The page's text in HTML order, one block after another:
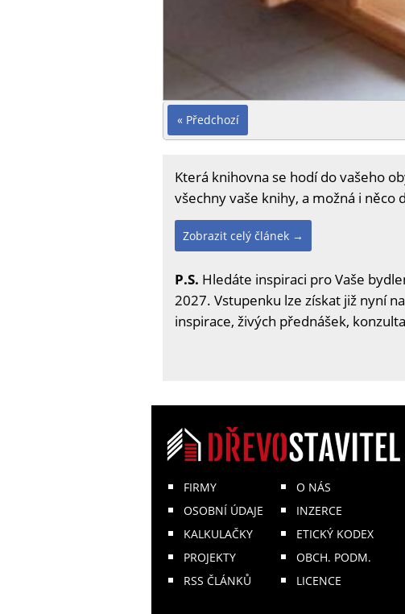
« Předchozí
Která knihovna se hodí do vašeho
všechny vaše knihy, a možná i něco
Zobrazit celý článek →
P.S. Hledáte inspiraci pro Vaše
2027. Vstupenku lze získat již nyní na
inspirace, živých přednášek,
FIRMY
OSOBNÍ ÚDAJE
KALKULAČKY
PROJEKTY
RSS ČLÁNKŮ
O NÁS
INZERCE
ETICKÝ KODEX
OBCH. PODM.
LICENCE